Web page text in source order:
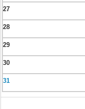
27
28
29
30
31